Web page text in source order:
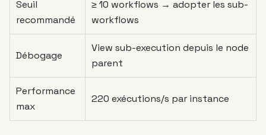
Seuil
recommandé
≥ 10 workflows → adopter les sub-
workflows
Débogage
View sub-execution depuis le node
parent
Performance
max
220 exécutions/s par instance